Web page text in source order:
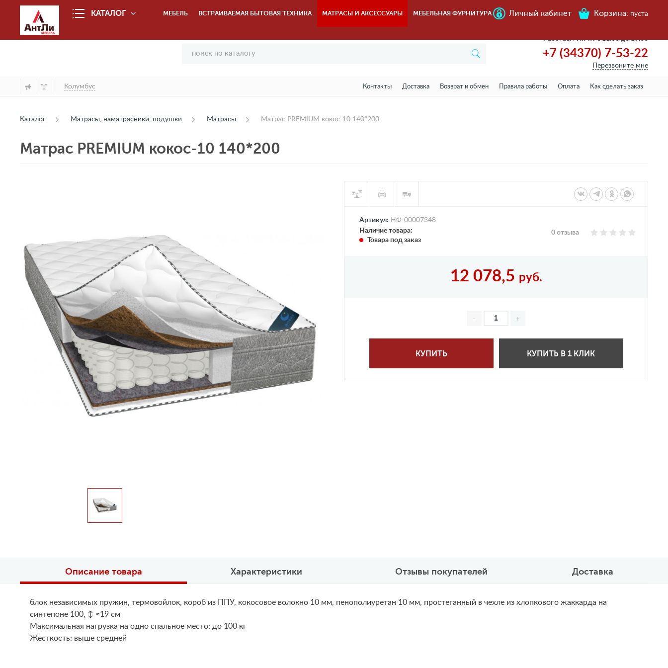
КАТАЛОГ МЕБЕЛЬ ВСТРАИВАЕМАЯ БЫТОВАЯ ТЕХНИКА МАТРАСЫ И АКСЕССУАРЫ МЕБЕЛЬНАЯ ФУРНИТУРА Личный кабинет Корзина: пуста
РаботаемПн-пт с 11.00 до 19.00
+7 (34370) 7-53-22
Перезвоните мне
Колумбус Контакты Доставка Возврат и обмен Правила работы Оплата Как сделать заказ
Каталог Матрасы, наматрасники, подушки Матрасы Матрас PREMIUM кокос-10 140*200
Матрас PREMIUM кокос-10 140*200
Артикул: НФ-00007348
Наличие товара:
Товара под заказ
0 отзыва
12 078,5 руб.
КУПИТЬ КУПИТЬ В 1 КЛИК
Описание товара Характеристики Отзывы покупателей Доставка
блок независимых пружин, термовойлок, короб из ППУ, кокосовое волокно 10 мм, пенополиуретан 10 мм, простеганный в чехле из хлопкового жаккарда на
синтепоне 100, ↕ ≈19 см
Maксимальная нагрузка на одно спальное место: до 100 кг
Жесткость: выше средней